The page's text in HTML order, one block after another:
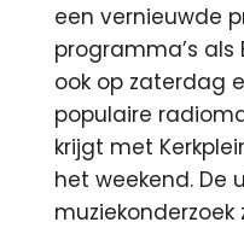
een vernieuwde
programma’s als
ook op zaterdag
populaire
krijgt met
het weekend. De